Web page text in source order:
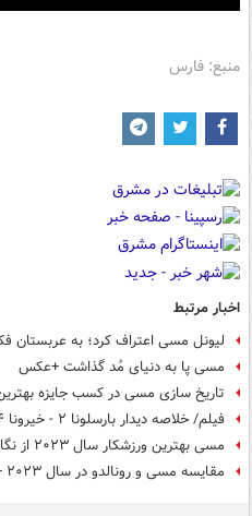
منبع: فارس
اخبار مرتبط
لیونل مسی اعتراف کرد؛ به عربستان
مسی پا به دنیای مُد گذاشت +عکس
تاریخ سازی مسی در کسب جایزه
فیلم/ خلاصه دیدار بارسلونا ۲ - خیرونا ۴
مسی بهترین ورزشکار سال ۲۰۲۳ از نگاه مجله تایم
مقایسه مسی و رونالدو در سال ۲۰۲۳ +عکس